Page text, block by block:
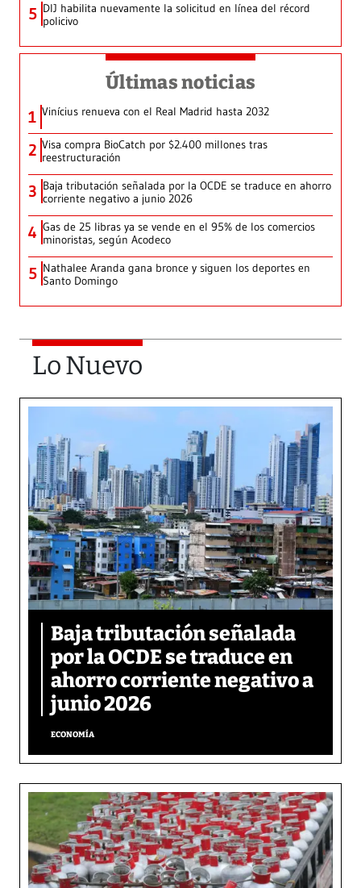
5 DIJ habilita nuevamente la solicitud en línea del récord
policivo
Últimas noticias
1 Vinícius renueva con el Real Madrid hasta 2032
2 Visa compra BioCatch por $2.400 millones tras
reestructuración
3 Baja tributación señalada por la OCDE se traduce en ahorro
corriente negativo a junio 2026
4 Gas de 25 libras ya se vende en el 95% de los comercios
minoristas, según Acodeco
5 Nathalee Aranda gana bronce y siguen los deportes en
Santo Domingo
Lo Nuevo
Baja tributación señalada
por la OCDE se traduce en
ahorro corriente negativo a
junio 2026
ECONOMÍA